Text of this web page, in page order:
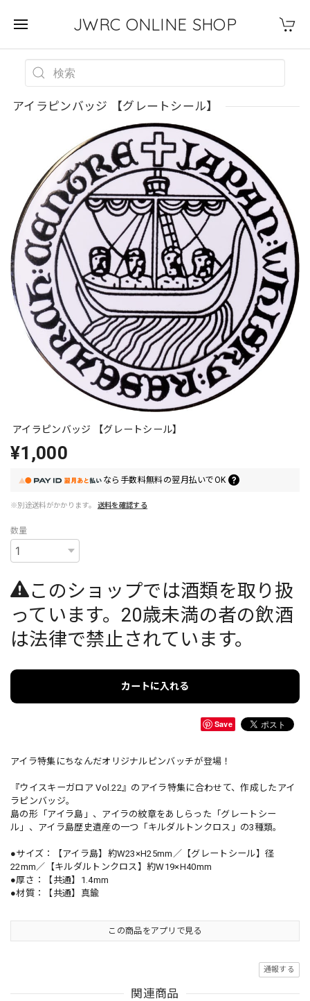
JWRC ONLINE SHOP
アイラピンバッジ 【グレートシール】
アイラピンバッジ 【グレートシール】
¥1,000
なら 手数料無料の翌月払いでOK
※別途送料がかかります。 送料を確認する
数量
このショップでは酒類を取り扱
っています。20歳未満の者の飲酒
は法律で禁止されています。
カートに入れる
Save
アイラ特集にちなんだオリジナルピンバッチが登場！
『ウイスキーガロア Vol.22』のアイラ特集に合わせて、作成したアイ
ラピンバッジ。
島の形「アイラ島」、アイラの紋章をあしらった「グレートシー
ル」、アイラ島歴史遺産の一つ「キルダルトンクロス」の3種類。
●サイズ：【アイラ島】約W23×H25mm／【グレートシール】径
22mm／【キルダルトンクロス】約W19×H40mm
●厚さ：【共通】1.4mm
●材質：【共通】真鍮
この商品をアプリで見る
通報する
関連商品